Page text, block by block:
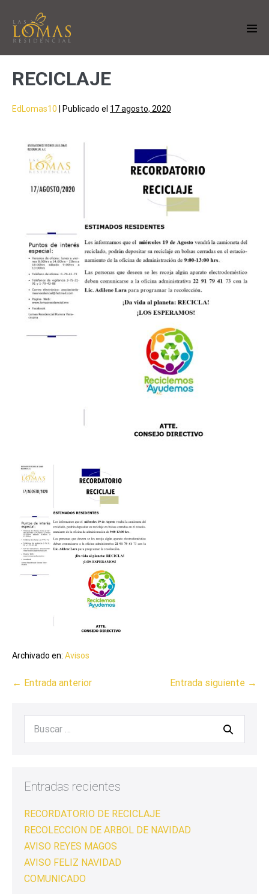
RECICLAJE
EdLomas10 | Publicado el 17 agosto, 2020
Archivado en: Avisos
← Entrada anterior Entrada siguiente →
Entradas recientes
RECORDATORIO DE RECICLAJE
RECOLECCION DE ARBOL DE NAVIDAD
AVISO REYES MAGOS
AVISO FELIZ NAVIDAD
COMUNICADO